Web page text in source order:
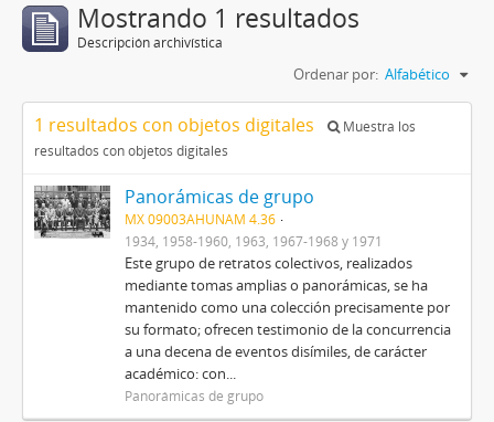
Mostrando 1 resultados
Descripción archivística
Ordenar por: Alfabético
1 resultados con objetos digitales
Muestra los
resultados con objetos digitales
Panorámicas de grupo
MX 09003AHUNAM 4.36
1934, 1958-1960, 1963, 1967-1968 y 1971
Este grupo de retratos colectivos, realizados
mediante tomas amplias o panorámicas, se ha
mantenido como una colección precisamente por
su formato; ofrecen testimonio de la concurrencia
a una decena de eventos disímiles, de carácter
académico: con...
Panorámicas de grupo